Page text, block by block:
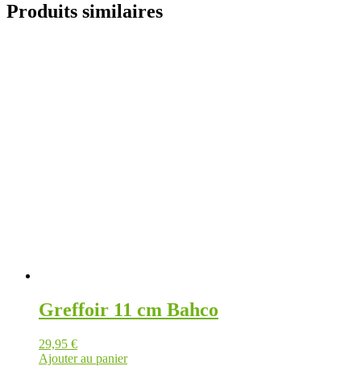
Produits similaires
Greffoir 11 cm Bahco
29,95 €
Ajouter au panier